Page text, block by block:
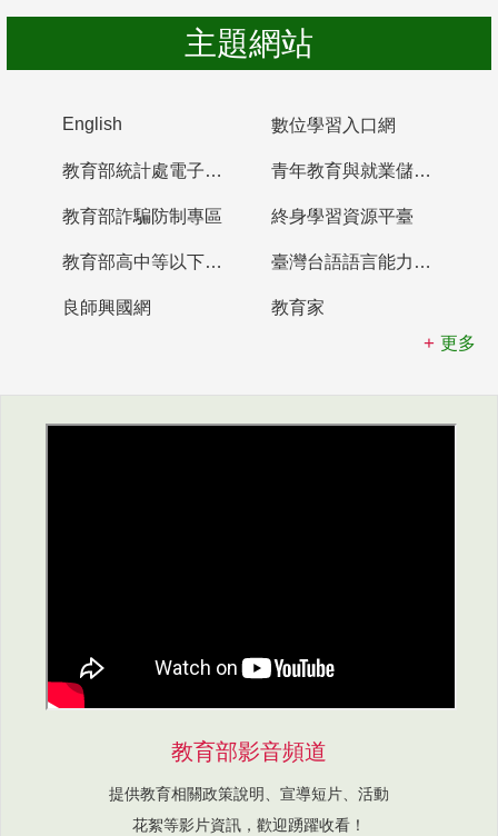
主題網站
English 數位學習入口網
教育部統計處電子書櫃 青年教育與就業儲蓄帳戶
教育部詐騙防制專區 終身學習資源平臺
教育部高中等以下學校及幼兒園教師資格檢定考試 臺灣台語語言能力認證網站
良師興國網
教育家
更多
教育部影音頻道
提供教育相關政策說明、宣導短片、活動
花絮等影片資訊，歡迎踴躍收看！